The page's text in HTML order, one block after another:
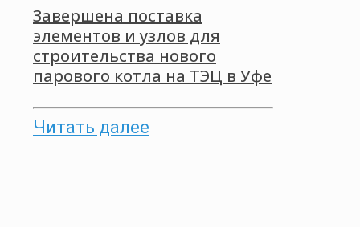
Завершена поставка
элементов и узлов для
строительства нового
парового котла на ТЭЦ в Уфе
Читать далее